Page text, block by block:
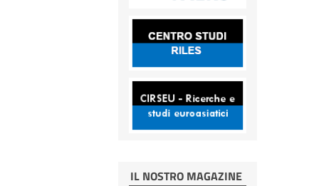
IL NOSTRO MAGAZINE